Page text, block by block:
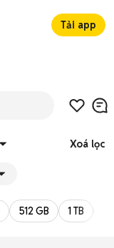
Tải app
Xoá lọc
512 GB 1 TB